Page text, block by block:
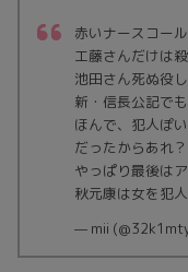
赤いナースコール
工藤さんだけは
池田さん死ぬ役
新・信長公記で
ほんで、犯人ぽ
だったからあれ
やっぱり最後は
秋元康は女を犯
— mii